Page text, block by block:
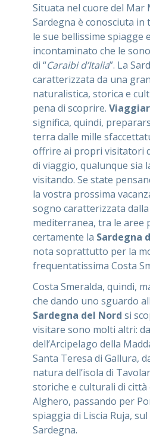
AssistenzaOnline
Assistenza02 76028132
Situata nel cuore del Mar
Sardegna è conosciuta
le sue bellissime spiagge
incontaminato che le
di “Caraibi d’Italia”. La
caratterizzata da una
naturalistica, storica e
pena di scoprire.
significa, quindi,
terra dalle mille
offrire ai propri visitatori
di viaggio, qualunque sia
visitando. Se state
la vostra prossima
sogno caratterizzata dalla
mediterranea, tra le aree
certamente la Sardegna
nota soprattutto per la
frequentatissima Costa
Costa Smeralda, quindi,
che dando uno sguardo
Sardegna del Nord si
visitare sono molti altri:
dell’Arcipelago della
Santa Teresa di Gallura,
natura dell’isola di
storiche e culturali di città
Alghero, passando per
spiaggia di Liscia Ruja,
Sardegna.